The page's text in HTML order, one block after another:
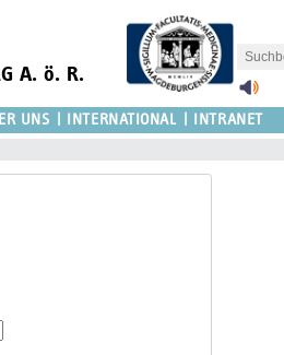
A. ö. R.
UNS INTERNATIONAL INTRANET